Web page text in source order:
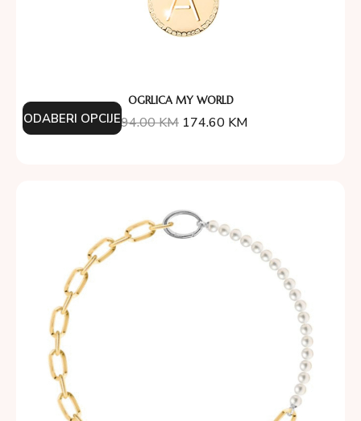
OGRLICA MY WORLD
194.00KM 174.60 KM
ODABERI OPCIJE